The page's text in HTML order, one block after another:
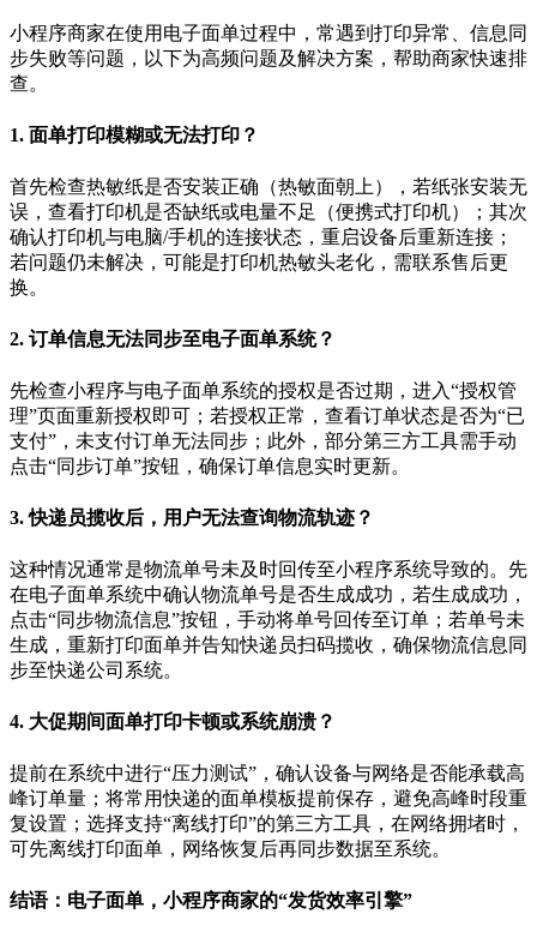
小程序商家在使用电子面单过程中，常遇到打印异常、信息同
步失败等问题，以下为高频问题及解决方案，帮助商家快速排
查。
1. 面单打印模糊或无法打印？
首先检查热敏纸是否安装正确（热敏面朝上），若纸张安装无
误，查看打印机是否缺纸或电量不足（便携式打印机）；其次
确认打印机与电脑/手机的连接状态，重启设备后重新连接；
若问题仍未解决，可能是打印机热敏头老化，需联系售后更
换。
2. 订单信息无法同步至电子面单系统？
先检查小程序与电子面单系统的授权是否过期，进入“授权管
理”页面重新授权即可；若授权正常，查看订单状态是否为“已
支付” ，未支付订单无法同步；此外，部分第三方工具需手动
点击“同步订单”按钮，确保订单信息实时更新。
3.快递员揽收后，用户无法查询物流轨迹？
这种情况通常是物流单号未及时回传至小程序系统导致的。先
在电子面单系统中确认物流单号是否生成成功，若生成成功，
点击“同步物流信息”按钮，手动将单号回传至订单；若单号未
生成，重新打印面单并告知快递员扫码揽收，确保物流信息同
步至快递公司系统。
4. 大促期间面单打印卡顿或系统崩溃？
提前在系统中进行“压力测试” ，确认设备与网络是否能承载高
峰订单量；将常用快递的面单模板提前保存，避免高峰时段重
复设置；选择支持“离线打印”的第三方工具，在网络拥堵时，
可先离线打印面单，网络恢复后再同步数据至系统。
结语：电子面单，小程序商家的“发货效率引擎”